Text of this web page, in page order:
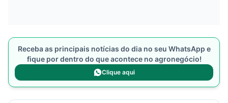
Receba as principais notícias do dia no seu WhatsApp e
fique por dentro do que acontece no agronegócio!
Clique aqui